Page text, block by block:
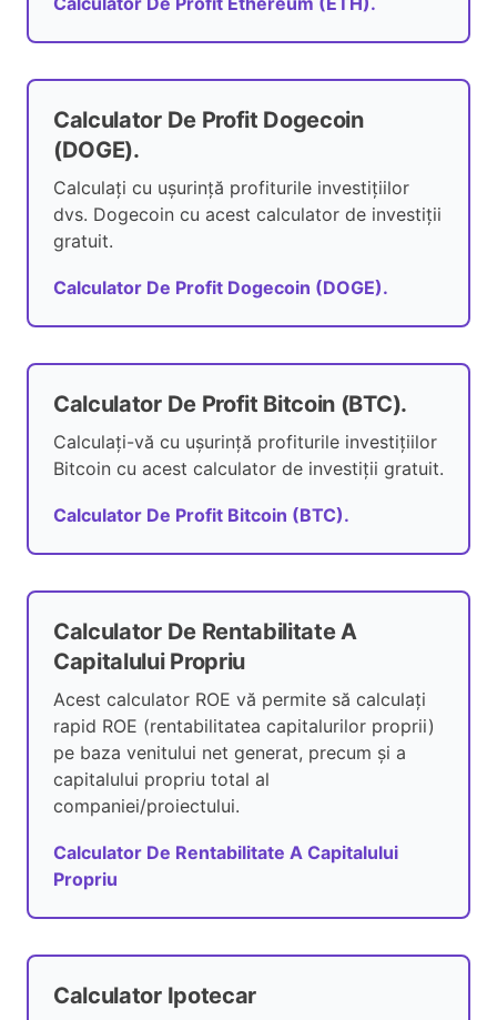
Calculator De Profit Dogecoin
(DOGE).
Calculați cu ușurință profiturile investițiilor
dvs. Dogecoin cu acest calculator de investiții
gratuit.
Calculator De Profit Dogecoin (DOGE).
Calculator De Profit Bitcoin (BTC).
Calculați-vă cu ușurință profiturile investițiilor
Bitcoin cu acest calculator de investiții gratuit.
Calculator De Profit Bitcoin (BTC).
Calculator De Rentabilitate A
Capitalului Propriu
Acest calculator ROE vă permite să calculați
rapid ROE (rentabilitatea capitalurilor proprii)
pe baza venitului net generat, precum și a
capitalului propriu total al
companiei/proiectului.
Calculator De Rentabilitate A Capitalului
Propriu
Calculator Ipotecar